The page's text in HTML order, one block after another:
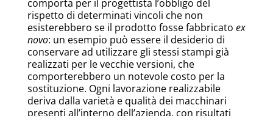
comporta per il progettista l’obbligo del
rispetto di determinati vincoli che non
esisterebbero se il prodotto fosse fabbricato ex
novo: un esempio può essere il desiderio di
conservare ad utilizzare gli stessi stampi già
realizzati per le vecchie versioni, che
comporterebbero un notevole costo per la
sostituzione. Ogni lavorazione realizzabile
deriva dalla varietà e qualità dei macchinari
presenti all’interno dell’azienda, con risultati